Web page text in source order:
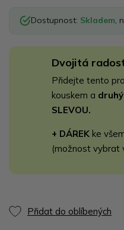
Dostupnost: Skladem,
Dvojitá
Přidejte tento
kouskem a
SLEVOU.
+ DÁREK ke
(možnost vybrat
Přidat do oblíbených